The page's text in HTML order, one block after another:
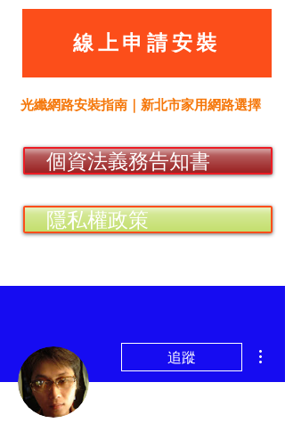
線上申請安裝
光纖網路安裝指南｜新北市家用網路選擇
個資法義務告知書
隱私權政策
追蹤